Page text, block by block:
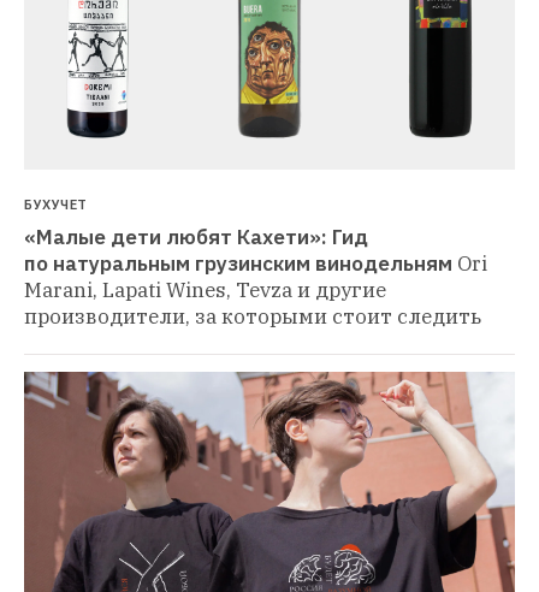
БУХУЧЕТ
«Малые дети любят Кахети»: Гид
по натуральным грузинским винодельням Ori
Marani, Lapati Wines, Tevza и другие
производители, за которыми стоит следить